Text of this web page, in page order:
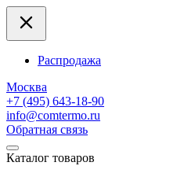
Распродажа
Москва
+7 (495) 643-18-90
info@comtermo.ru
Обратная связь
Каталог товаров